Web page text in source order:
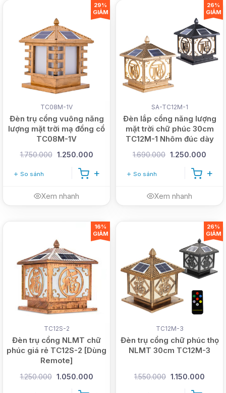
TC08M-1V
Đèn trụ cổng vuông năng
lượng mặt trời mạ đồng cổ
TC08M-1V
1.750.000 1.250.000
So sánh
Xem nhanh
29%
GIẢM
SA-TC12M-1
Đèn lắp cổng năng lượng
mặt trời chữ phúc 30cm
TC12M-1 Nhôm đúc dày
1.690.000 1.250.000
So sánh
Xem nhanh
26%
GIẢM
TC12S-2
Đèn trụ cổng NLMT chữ
phúc giá rẻ TC12S-2 [Dùng
Remote]
1.250.000 1.050.000
16%
GIẢM
TC12M-3
Đèn trụ cổng chữ phúc thọ
NLMT 30cm TC12M-3
1.550.000 1.150.000
26%
GIẢM